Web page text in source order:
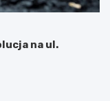
na ul.